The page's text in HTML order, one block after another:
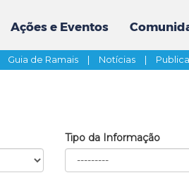
Ações e Eventos
Guia de Ramais | Notícias |
Tipo da Informação